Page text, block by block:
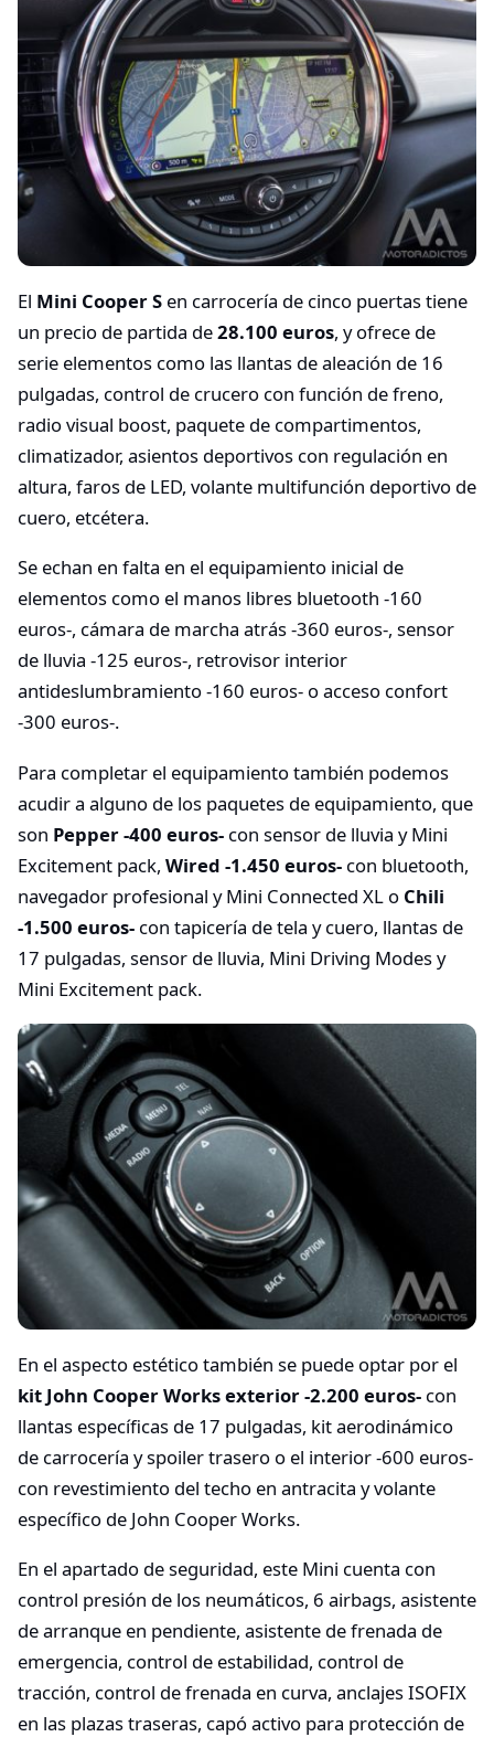
El Mini Cooper S en carrocería de cinco puertas tiene
un precio de partida de28.100 euros, y ofrece de
serie elementos como las llantas de aleación de 16
pulgadas, control de crucero con función de freno,
radio visual boost, paquete de compartimentos,
climatizador, asientos deportivos con regulación en
altura, faros de LED, volante multifunción deportivo de
cuero, etcétera.
Se echan en falta en el equipamiento inicial de
elementos como el manos libres bluetooth -160
euros-, cámara de marcha atrás -360 euros-, sensor
de lluvia -125 euros-, retrovisor interior
antideslumbramiento -160 euros- o acceso confort
-300 euros-.
Para completar el equipamiento también podemos
acudir a alguno de los paquetes de equipamiento, que
son Pepper -400 euros- con sensor de lluvia y Mini
Excitement pack, Wired -1.450 euros- con bluetooth,
navegador profesional y Mini Connected XL o Chili
-1.500 euros- con tapicería de tela y cuero, llantas de
17 pulgadas, sensor de lluvia, Mini Driving Modes y
Mini Excitement pack.
En el aspecto estético también se puede optar por el
kit John Cooper Works exterior -2.200 euros- con
llantas específicas de 17 pulgadas, kit aerodinámico
de carrocería y spoiler trasero o el interior -600 euros-
con revestimiento del techo en antracita y volante
específico de John Cooper Works.
En el apartado de seguridad, este Mini cuenta con
control presión de los neumáticos, 6 airbags, asistente
de arranque en pendiente, asistente de frenada de
emergencia, control de estabilidad, control de
tracción, control de frenada en curva, anclajes ISOFIX
en las plazas traseras, capó activo para protección de